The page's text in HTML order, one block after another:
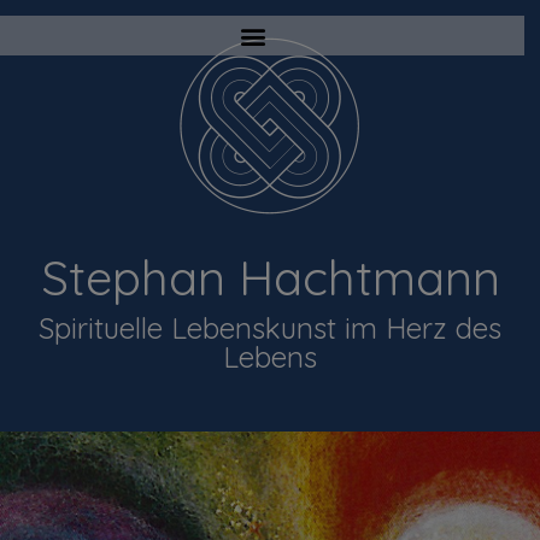
Stephan Hachtmann
Spirituelle Lebenskunst im Herz des
Lebens